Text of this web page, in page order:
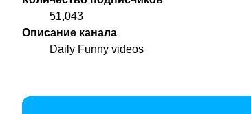
51,043
Описание канала
Daily Funny videos